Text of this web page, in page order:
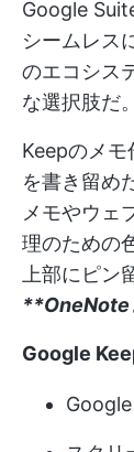
Google
シームレス
のエコシス
な選択肢だ。
Keepのメモ
を書き留め
メモやウェ
理のための
上部にピン
**OneNote
Google